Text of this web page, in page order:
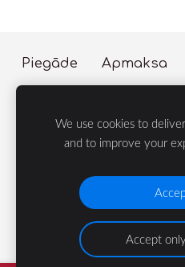
Piegāde Apmaksa
© 2023
We use cookies to
and to improve your
Accept